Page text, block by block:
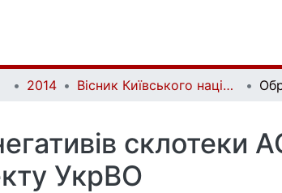
2014 Вісник Київського національного університету імені Тараса Шевченка. Астрономія. Вип. 1(51)
склотеки
УкрВО